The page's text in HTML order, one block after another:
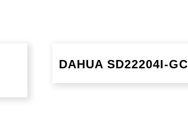
DAHUA SD22204I-GC